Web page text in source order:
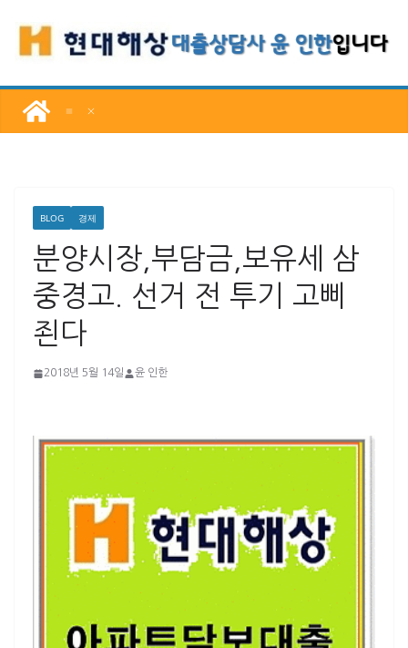
로
너
BLOG 경제
분양시장,부담금,보유세 삼
중경고. 선거 전 투기 고삐
죈다
2018년 5월 14일 윤 인한